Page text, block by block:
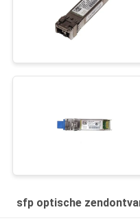
sfp optische